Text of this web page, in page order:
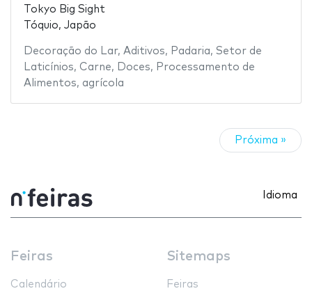
Tokyo Big Sight
Tóquio, Japão
Decoração do Lar, Aditivos, Padaria, Setor de
Laticínios, Carne, Doces, Processamento de
Alimentos, agrícola
Próxima »
Idioma
Feiras
Calendário
Sitemaps
Feiras